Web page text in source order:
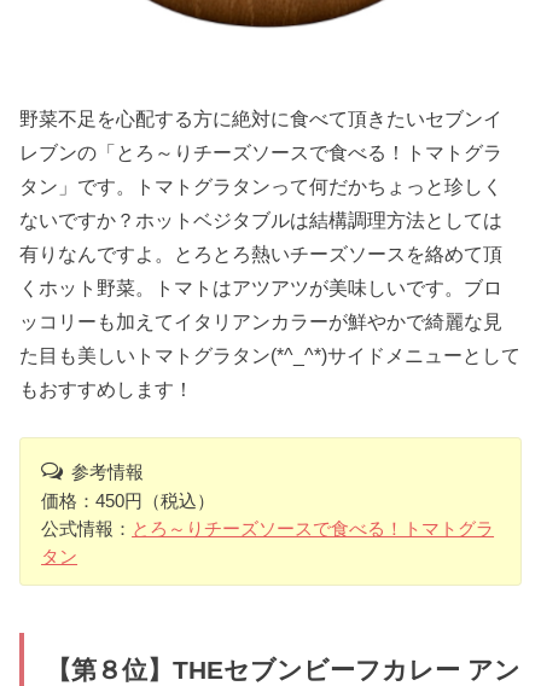
野菜不足を心配する方に絶対に食べて頂きたいセブンイ
レブンの「とろ～りチーズソースで食べる！トマトグラ
タン」です。トマトグラタンって何だかちょっと珍しく
ないですか？ホットベジタブルは結構調理方法としては
有りなんですよ。とろとろ熱いチーズソースを絡めて頂
くホット野菜。トマトはアツアツが美味しいです。ブロ
ッコリーも加えてイタリアンカラーが鮮やかで綺麗な見
た目も美しいトマトグラタン(*^_^*)サイドメニューとして
もおすすめします！
参考情報
価格：450円（税込）
公式情報： とろ～りチーズソースで食べる！トマトグラ
タン
【第８位】THEセブンビーフカレー アン